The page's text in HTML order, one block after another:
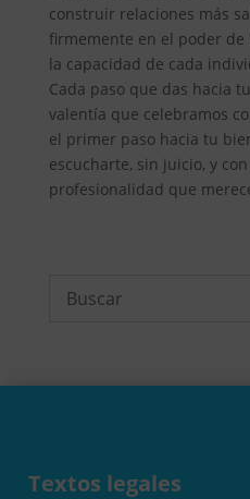
construir relaciones más
firmemente en el poder de
la capacidad de cada
Cada paso que das hacia
valentía que celebramos
el primer paso hacia tu
escucharte, sin juicio, y
profesionalidad que
Textos legales